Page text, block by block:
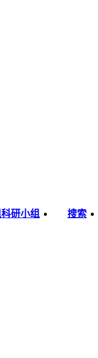
科研小组 搜索